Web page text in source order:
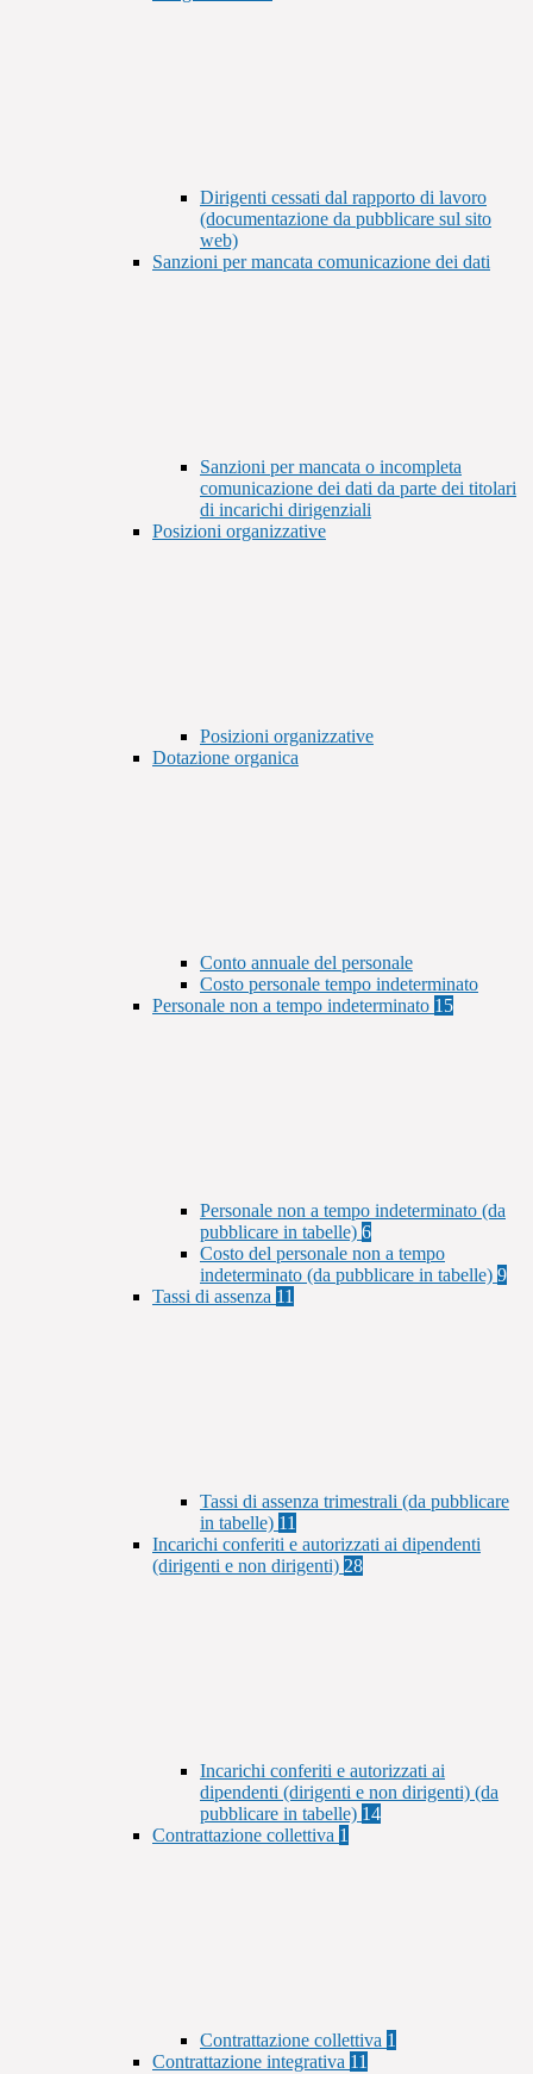
Dirigenti cessati dal rapporto di lavoro
(documentazione da pubblicare sul sito
web)
Sanzioni per mancata comunicazione dei dati
Sanzioni per mancata o incompleta
comunicazione dei dati da parte dei titolari
di incarichi dirigenziali
Posizioni organizzative
Posizioni organizzative
Dotazione organica
Conto annuale del personale
Costo personale tempo indeterminato
Personale non a tempo indeterminato 15
Personale non a tempo indeterminato (da
pubblicare in tabelle) 6
Costo del personale non a tempo
indeterminato (da pubblicare in tabelle) 9
Tassi di assenza 11
Tassi di assenza trimestrali (da pubblicare
in tabelle) 11
Incarichi conferiti e autorizzati ai dipendenti
(dirigenti e non dirigenti) 28
Incarichi conferiti e autorizzati ai
dipendenti (dirigenti e non dirigenti) (da
pubblicare in tabelle) 14
Contrattazione collettiva 1
Contrattazione collettiva 1
Contrattazione integrativa 11